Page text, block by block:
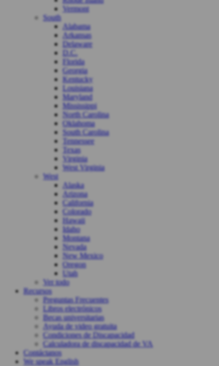
Vermont
South
Alabama
Arkansas
Delaware
D.C.
Florida
Georgia
Kentucky
Louisiana
Maryland
Mississippi
North Carolina
Oklahoma
South Carolina
Tennessee
Texas
Virginia
West Virginia
West
Alaska
Arizona
California
Colorado
Hawaii
Idaho
Montana
Nevada
New Mexico
Oregon
Utah
Ver todo
Recursos
Preguntas Frecuentes
Libros electrónicos
Becas universitarias
Ayuda de video gratuita
Condiciones de Discapacidad
Calculadora de discapacidad de VA
Contáctanos
We speak English